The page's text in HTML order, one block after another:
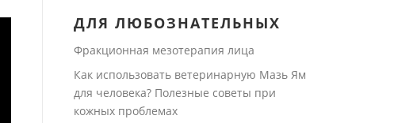
ДЛЯ ЛЮБОЗНАТЕЛЬНЫХ
Фракционная мезотерапия лица
Как использовать ветеринарную Мазь Ям
для человека? Полезные советы при
кожных проблемах